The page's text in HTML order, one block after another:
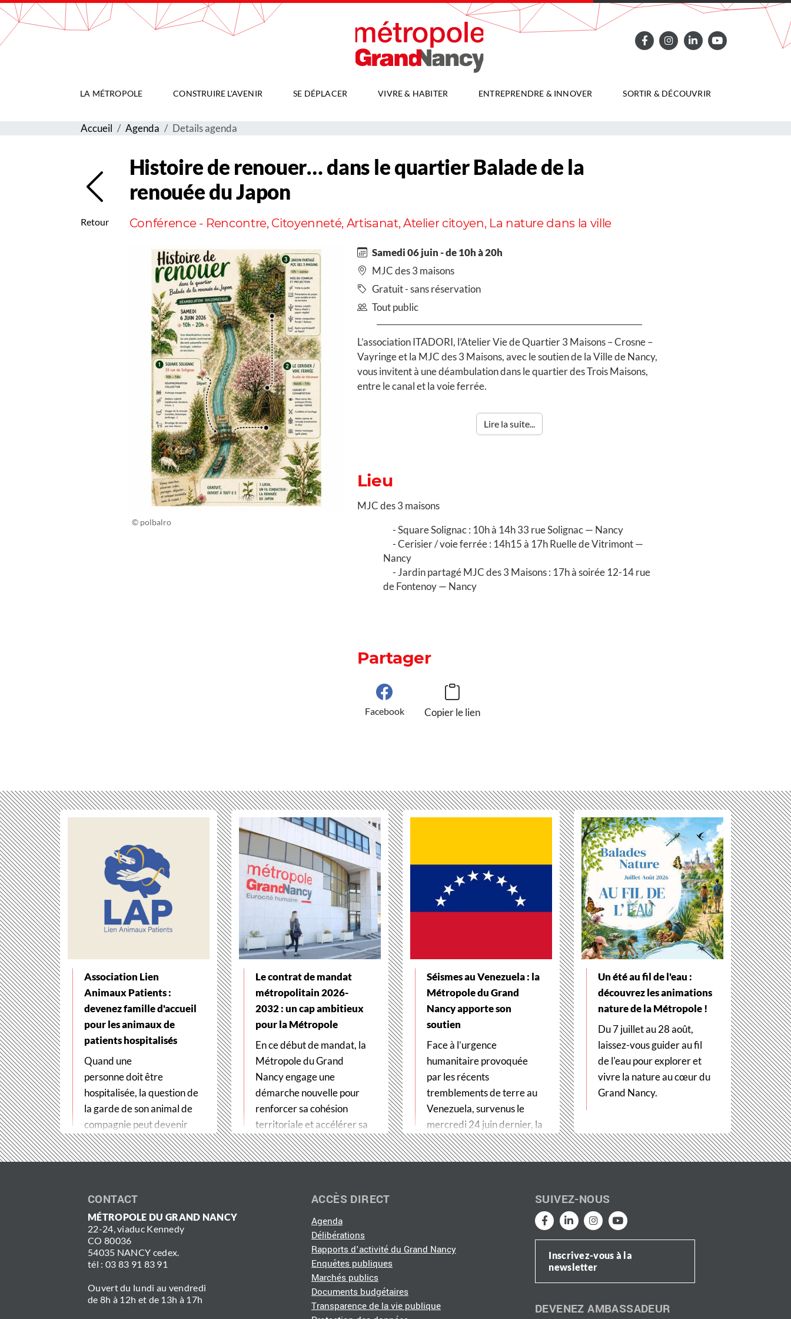
Gestion de vos préférences sur les cookies
LA MÉTROPOLE CONSTRUIRE L'AVENIR SE DÉPLACER VIVRE & HABITER ENTREPRENDRE & INNOVER SORTIR & DÉCOUVRIR
Accueil Agenda Details agenda
Retour
Histoire de renouer… dans le quartier Balade de la
renouée du Japon
Conférence - Rencontre, Citoyenneté, Artisanat, Atelier citoyen, La nature dans la ville
© polbalro
Samedi 06 juin - de 10h à 20h
MJC des 3 maisons
Gratuit - sans réservation
Tout public
L’association ITADORI, l’Atelier Vie de Quartier 3 Maisons – Crosne –
Vayringe et la MJC des 3 Maisons, avec le soutien de la Ville de Nancy,
vous invitent à une déambulation dans le quartier des Trois Maisons,
entre le canal et la voie ferrée.
Lire la suite...
Lieu
MJC des 3 maisons
Square Solignac : 10h à 14h 33 rue Solignac — Nancy
Cerisier / voie ferrée : 14h15 à 17h Ruelle de Vitrimont —
Nancy
Jardin partagé MJC des 3 Maisons : 17h à soirée 12-14 rue
de Fontenoy — Nancy
Partager
Facebook Copier le lien
Association Lien
Animaux Patients :
devenez famille d'accueil
pour les animaux de
patients hospitalisés
Quand une
personne doit être
hospitalisée, la question de
la garde de son animal de
compagnie peut devenir
un véritable frein
aux soins. Pour…
Le contrat de mandat
métropolitain 2026-
2032 : un cap ambitieux
pour la Métropole
En ce début de mandat, la
Métropole du Grand
Nancy engage une
démarche nouvelle pour
renforcer sa cohésion
territoriale et accélérer sa
transformation…
Séismes au Venezuela : la
Métropole du Grand
Nancy apporte son
soutien
Face à l’urgence
humanitaire provoquée
par les récents
tremblements de terre au
Venezuela, survenus le
mercredi 24 juin dernier, la
Métropole du Grand…
Un été au fil de l'eau :
découvrez les animations
nature de la Métropole !
Du 7 juillet au 28 août,
laissez-vous guider au fil
de l'eau pour explorer et
vivre la nature au cœur du
Grand Nancy.
CONTACT
MÉTROPOLE DU GRAND NANCY
22-24, viaduc Kennedy
CO 80036
54035 NANCY cedex.
tél : 03 83 91 83 91
Ouvert du lundi au vendredi
de 8h à 12h et de 13h à 17h
ACCÈS DIRECT
Agenda
Délibérations
Rapports d'activité du Grand Nancy
Enquêtes publiques
Marchés publics
Documents budgétaires
Transparence de la vie publique
SUIVEZ-NOUS
Inscrivez-vous à la
newsletter
DEVENEZ AMBASSADEUR